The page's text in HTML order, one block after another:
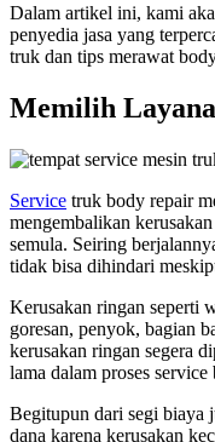
Dalam artikel ini, kami
penyedia jasa yang
truk dan tips merawat
Memilih
Service truk body repair
mengembalikan
semula. Seiring
tidak bisa dihindari
Kerusakan ringan seperti
goresan, penyok, bagian
kerusakan ringan segera
lama dalam proses
Begitupun dari segi biaya
dana karena kerusakan